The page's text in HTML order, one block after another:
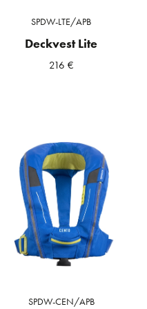
SPDW-LTE/APB
Deckvest Lite
216 €
SPDW-CEN/APB